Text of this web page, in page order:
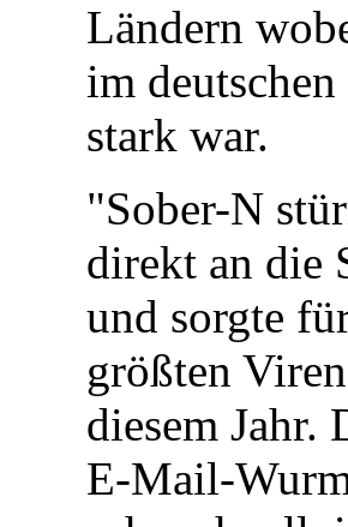
Ländern
im
stark war.
"Sober-N
direkt an die
und sorgte
größten
diesem Jahr.
E-Mail-